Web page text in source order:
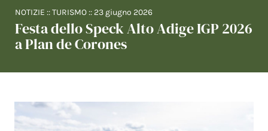
NOTIZIE ::TURISMO :: 23 giugno 2026
Festa dello Speck Alto Adige IGP 2026
a Plan de Corones